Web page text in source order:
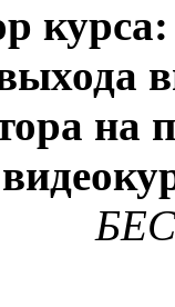
курса:
на